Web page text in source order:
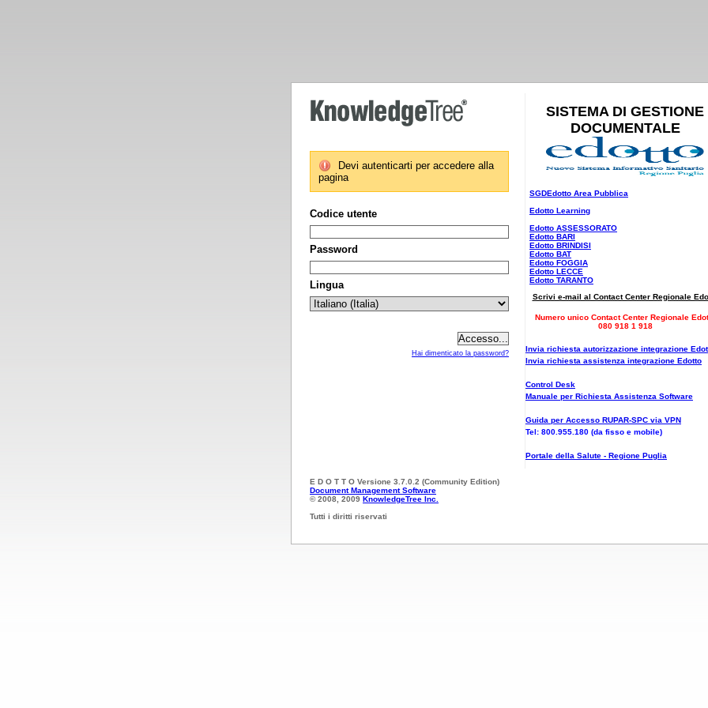
Devi autenticarti per accedere alla
pagina
Codice utente
Password
Lingua
Hai dimenticato la password?
SISTEMA DI GESTIONE
DOCUMENTALE
SGDEdotto Area Pubblica
Edotto Learning
Edotto ASSESSORATO
Edotto BARI
Edotto BRINDISI
Edotto BAT
Edotto FOGGIA
Edotto LECCE
Edotto TARANTO
Scrivi e-mail al Contact Center Regionale
Numero unico Contact Center Regionale
080 918 1 918
Invia richiesta autorizzazione integrazione
Invia richiesta assistenza integrazione Edotto
Control Desk
Manuale per Richiesta Assistenza Software
Guida per Accesso RUPAR-SPC via VPN
Tel: 800.955.180 (da fisso e mobile)
Portale della Salute - Regione Puglia
E D O T T O Versione 3.7.0.2 (Community Edition)
Document Management Software
© 2008, 2009 KnowledgeTree Inc.
Tutti i diritti riservati